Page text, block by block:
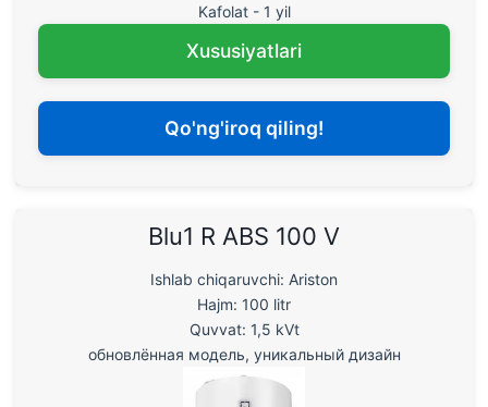
Kafolat - 1 yil
Xususiyatlari
Qo'ng'iroq qiling!
Blu1 R ABS 100 V
Ishlab chiqaruvchi: Ariston
Hajm: 100 litr
Quvvat: 1,5 kVt
обновлённая модель, уникальный дизайн